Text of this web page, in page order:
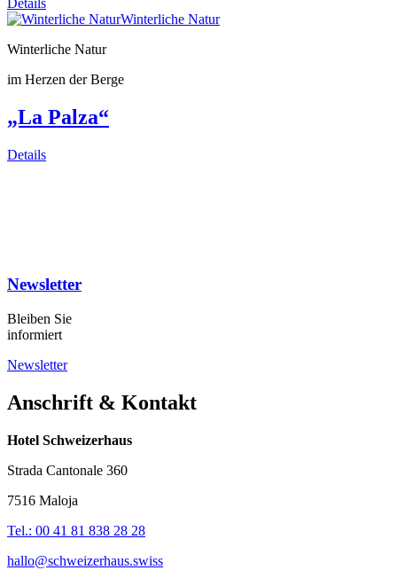
Winterliche Natur
Winterliche Natur
im Herzen der Berge
„La Palza“
Details
Newsletter
Bleiben Sie
informiert
Newsletter
Anschrift & Kontakt
Hotel Schweizerhaus
Strada Cantonale 360
7516 Maloja
Tel.: 00 41 81 838 28 28
hallo@schweizerhaus.swiss